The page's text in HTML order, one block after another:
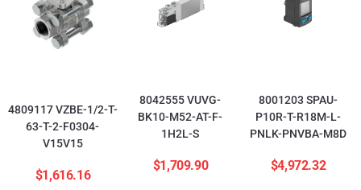
4809117 VZBE-1/2-T-
63-T-2-F0304-
V15V15
$1,616.16
8042555 VUVG-
BK10-M52-AT-F-
1H2L-S
$1,709.90
8001203 SPAU-
P10R-T-R18M-L-
PNLK-PNVBA-M8D
$4,972.32